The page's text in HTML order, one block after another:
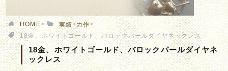
HOME> 実績>力作>
18金、ホワイトゴールド、バロックパールダイヤネックレス
18金、ホワイトゴールド、バロックパールダイヤネ
ックレス